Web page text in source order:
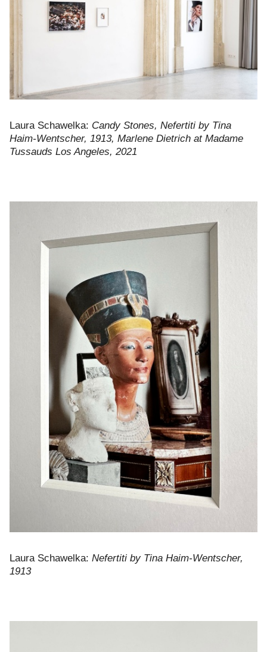
Laura Schawelka: Candy Stones, Nefertiti by Tina
Haim-Wentscher, 1913, Marlene Dietrich at Madame
Tussauds Los Angeles, 2021
Laura Schawelka: Nefertiti by Tina Haim-Wentscher,
1913